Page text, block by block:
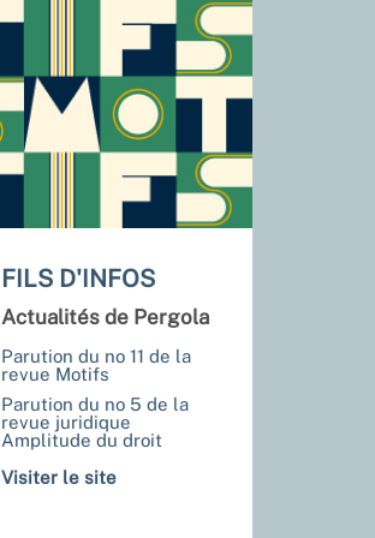
FILS D'INFOS
Actualités de Pergola
Parution du no 11 de la
revue Motifs
Parution du no 5 de la
revue juridique
Amplitude du droit
Visiter le site